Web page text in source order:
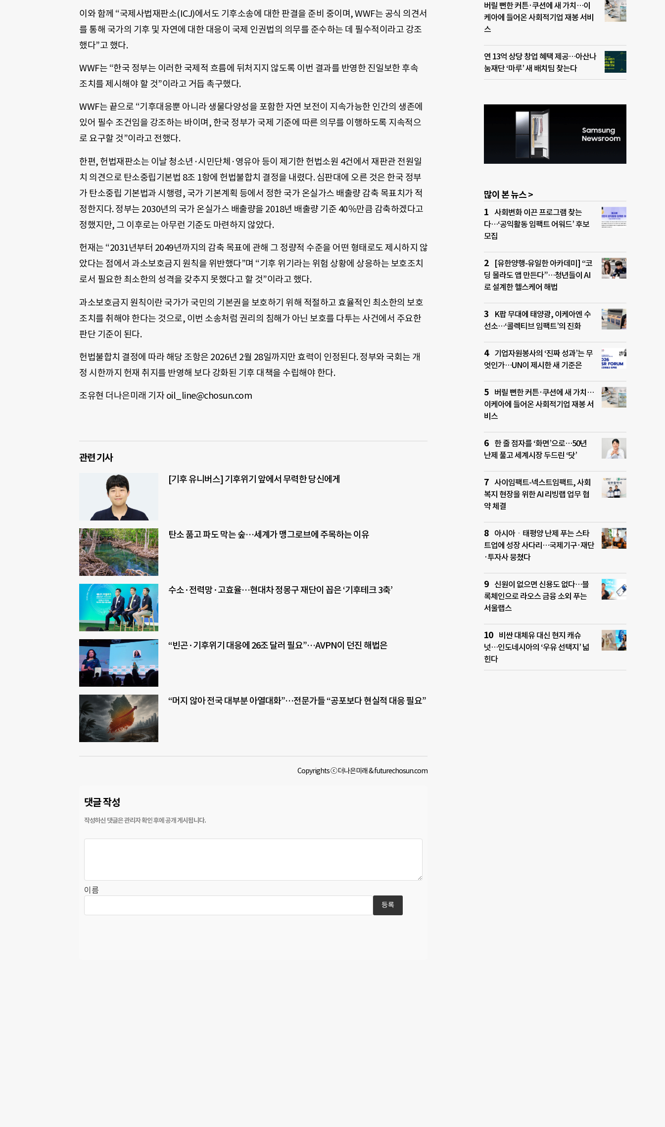
이와 함께 “국제사법재판소(ICJ)에서도 기후소송에 대한 판결을 준비 중이며, WWF는 공식 의견서
를 통해 국가의 기후 및 자연에 대한 대응이 국제 인권법의 의무를 준수하는 데 필수적이라고 강조
했다”고 했다.
WWF는 “한국 정부는 이러한 국제적 흐름에 뒤처지지 않도록 이번 결과를 반영한 진일보한 후속
조치를 제시해야 할 것”이라고 거듭 촉구했다.
WWF는 끝으로 “기후대응뿐 아니라 생물다양성을 포함한 자연 보전이 지속가능한 인간의 생존에
있어 필수 조건임을 강조하는 바이며, 한국 정부가 국제 기준에 따른 의무를 이행하도록 지속적으
로 요구할 것”이라고 전했다.
한편, 헌법재판소는 이날 청소년·시민단체·영유아 등이 제기한 헌법소원 4건에서 재판관 전원일
치 의견으로 탄소중립기본법 8조 1항에 헌법불합치 결정을 내렸다. 심판대에 오른 것은 한국 정부
가 탄소중립 기본법과 시행령, 국가 기본계획 등에서 정한 국가 온실가스 배출량 감축 목표치가 적
정한지다. 정부는 2030년의 국가 온실가스 배출량을 2018년 배출량 기준 40％만큼 감축하겠다고
정했지만, 그 이후로는 아무런 기준도 마련하지 않았다.
헌재는 “2031년부터 2049년까지의 감축 목표에 관해 그 정량적 수준을 어떤 형태로도 제시하지 않
았다는 점에서 과소보호금지 원칙을 위반했다”며 “기후 위기라는 위험 상황에 상응하는 보호조치
로서 필요한 최소한의 성격을 갖추지 못했다고 할 것”이라고 했다.
과소보호금지 원칙이란 국가가 국민의 기본권을 보호하기 위해 적절하고 효율적인 최소한의 보호
조치를 취해야 한다는 것으로, 이번 소송처럼 권리의 침해가 아닌 보호를 다투는 사건에서 주요한
판단 기준이 된다.
헌법불합치 결정에 따라 해당 조항은 2026년 2월 28일까지만 효력이 인정된다. 정부와 국회는 개
정 시한까지 헌재 취지를 반영해 보다 강화된 기후 대책을 수립해야 한다.
조유현 더나은미래 기자 oil_line@chosun.com
관련 기사
[기후 유니버스] 기후위기 앞에서 무력한 당신에게
탄소 품고 파도 막는 숲…세계가 맹그로브에 주목하는 이유
수소·전력망·고효율…현대차 정몽구 재단이 꼽은 ‘기후테크 3축’
“빈곤·기후위기 대응에 26조 달러 필요”…AVPN이 던진 해법은
“머지 않아 전국 대부분 아열대화”…전문가들 “공포보다 현실적 대응 필요”
Copyrights ⓒ 더나은미래 & futurechosun.com
댓글 작성
이름
버릴 뻔한 커튼·쿠션에 새 가치…이
케아에 들어온 사회적기업 재봉 서비
스
연 13억 상당 창업 혜택 제공…아산나
눔재단 ‘마루’ 새 배치팀 찾는다
많이 본 뉴스 >
사회변화 이끈 프로그램 찾는
다…‘공익활동 임팩트 어워드’ 후보
모집
[유한양행-유일한 아카데미] “코
딩 몰라도 앱 만든다”…청년들이 AI
로 설계한 헬스케어 해법
K팝 무대에 태양광, 이케아엔 수
선소…‘콜렉티브 임팩트’의 진화
기업자원봉사의 ‘진짜 성과’는 무
엇인가…UN이 제시한 새 기준은
버릴 뻔한 커튼·쿠션에 새 가치…
이케아에 들어온 사회적기업 재봉 서
비스
한 줄 점자를 ‘화면’으로…50년
난제 풀고 세계시장 두드린 ‘닷’
사이임팩트-넥스트임팩트, 사회
복지 현장을 위한 AI 리빙랩 업무 협
약 체결
아시아ㆍ태평양 난제 푸는 스타
트업에 성장 사다리…국제기구·재단
·투자사 뭉쳤다
신원이 없으면 신용도 없다…블
록체인으로 라오스 금융 소외 푸는
서울랩스
비싼 대체유 대신 현지 캐슈
넛…인도네시아의 ‘우유 선택지’ 넓
힌다